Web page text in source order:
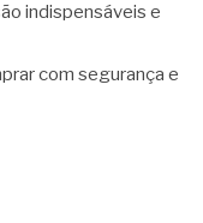
indispensáveis e
com segurança e